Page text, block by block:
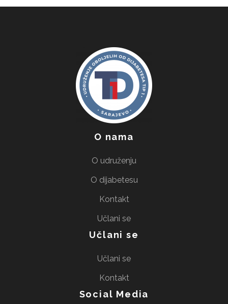
O nama
O udruženju
O dijabetesu
Kontakt
Učlani se
Učlani se
Učlani se
Kontakt
Social Media